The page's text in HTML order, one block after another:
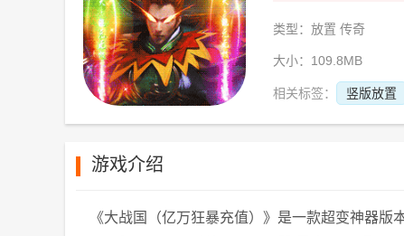
类型：放置 传奇
大小：109.8MB
相关标签： 竖版放置
游戏介绍
《大战国（亿万狂暴充值）》是一款超变神器版